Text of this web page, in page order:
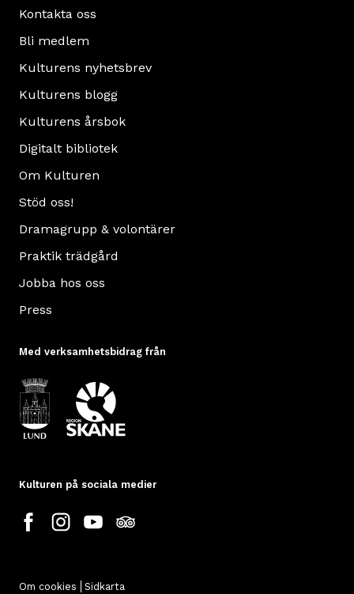
Kontakta oss
Bli medlem
Kulturens nyhetsbrev
Kulturens blogg
Kulturens årsbok
Digitalt bibliotek
Om Kulturen
Stöd oss!
Dramagrupp & volontärer
Praktik trädgård
Jobba hos oss
Press
Med verksamhetsbidrag från
Kulturen på sociala medier
Om cookies Sidkarta